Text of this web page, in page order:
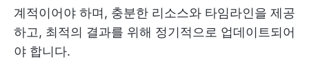
계적이어야 하며, 충분한 리소스와 타임라인을 제공
하고, 최적의 결과를 위해 정기적으로 업데이트되어
야 합니다.